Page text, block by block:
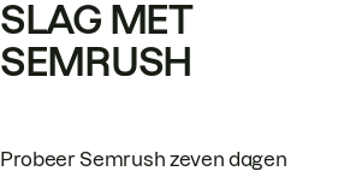
SLAG MET
SEMRUSH
Probeer Semrush zeven dagen